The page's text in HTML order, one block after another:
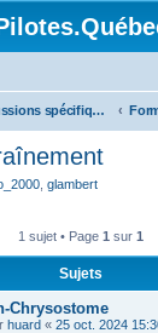
Discussions spécifiques et techniques
glambert
1 sujet • Page 1 sur 1
Sujets
Chrysostome
huard « 25 oct. 2024